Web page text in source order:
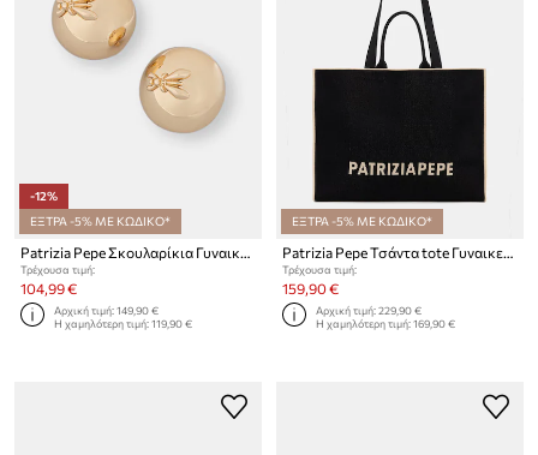
-12%
ΕΞΤΡΑ -5% ΜΕ ΚΩΔΙΚΟ*
Patrizia Pepe Σκουλαρίκια Γυναικεία
Τρέχουσα τιμή:
104,99 €
Αρχική τιμή:149,90 €
Η χαμηλότερη τιμή:119,90 €
ΕΞΤΡΑ -5% ΜΕ ΚΩΔΙΚΟ*
Patrizia Pepe Τσάντα tote Γυναικεία
Τρέχουσα τιμή:
159,90 €
Αρχική τιμή:229,90 €
Η χαμηλότερη τιμή:169,90 €